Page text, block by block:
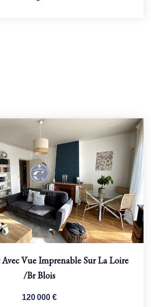
Vue Imprenable Sur La Loire
/brBlois
120 000 €